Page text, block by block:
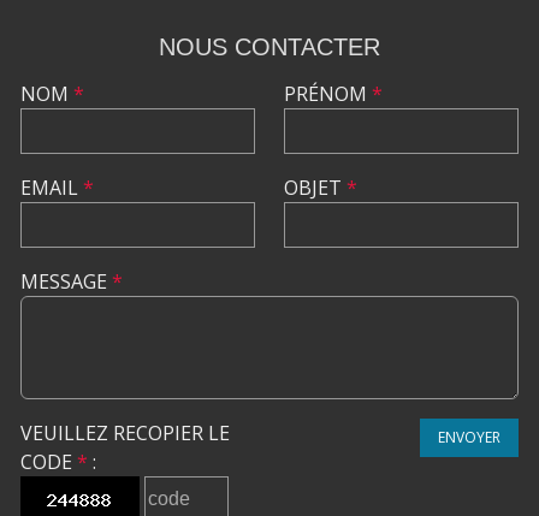
NOUS CONTACTER
NOM *
EMAIL*
PRÉNOM *
OBJET *
MESSAGE *
VEUILLEZ RECOPIER LE
CODE * :
ENVOYER